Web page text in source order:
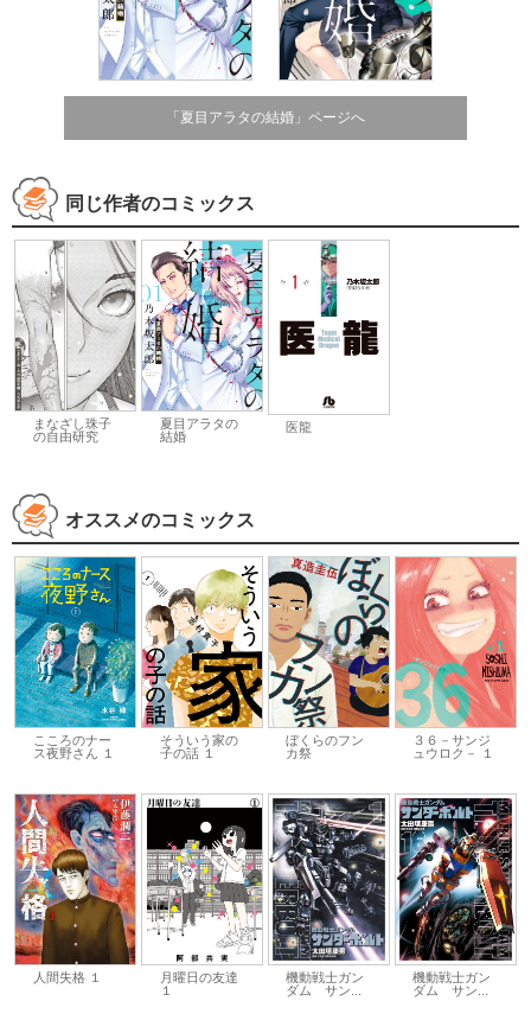
「夏目アラタの結婚」ページへ
同じ作者のコミックス
まなざし珠子
の自由研究
夏目アラタの
結婚
医龍
オススメのコミックス
こころのナー
ス夜野さん １
そういう家の
子の話 １
ぼくらのフン
カ祭
３６－サンジ
ュウロク－ １
人間失格 １
月曜日の友達
１
機動戦士ガン
ダム サン...
機動戦士ガン
ダム サン...